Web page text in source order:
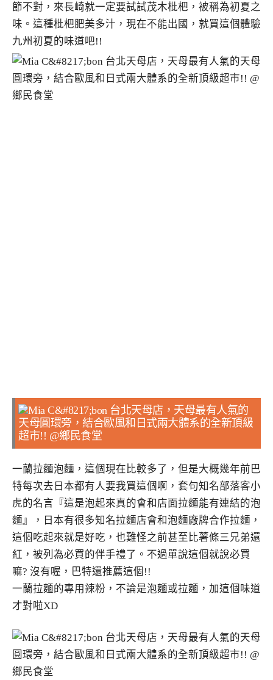
節不對，來長崎就一定要試試茂木枇杷，被稱為初夏之
味。這種枇杷肥美多汁，現在不能出國，就買這個體驗
九州初夏的味道吧!!
一蘭拉麵泡麵，這個現在比較多了，但是大概幾年前巴
特每次去日本都有人要我買這個啊，套句知名部落客小
虎的名言『這是泡起來真的會和店面拉麵能有連結的泡
麵』，日本有很多知名拉麵店會和泡麵廠牌合作拉麵，
這個吃起來就是好吃，也難怪之前甚至比薯條三兄弟還
紅，被列為必買的伴手禮了。不過單說這個就說必買
嘛? 沒有喔，巴特還推薦這個!!
一蘭拉麵的專用辣粉，不論是泡麵或拉麵，加這個味道
才對啦XD